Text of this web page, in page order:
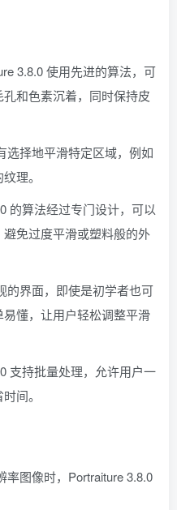
3.8.0 使用先进的算法，可
和色素沉着，同时保持皮
选择地平滑特定区域，例如
理。
的算法经过专门设计，可以
免过度平滑或塑料般的外
的界面，即使是初学者也可
懂，让用户轻松调整平滑
支持批量处理，允许用户一
间。
率图像时，Portraiture 3.8.0